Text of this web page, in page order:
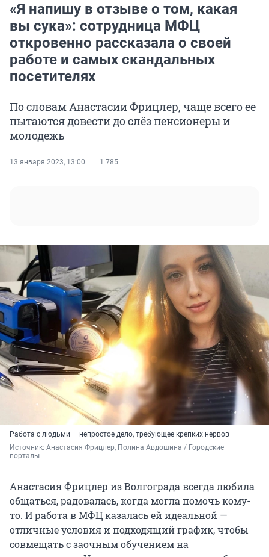
«Я напишу в отзыве о том, какая
вы сука»: сотрудница МФЦ
откровенно рассказала о своей
работе и самых скандальных
посетителях
По словам Анастасии Фрицлер, чаще всего ее
пытаются довести до слёз пенсионеры и
молодежь
13 января 2023, 13:00 1 785
Работа с людьми — непростое дело, требующее крепких нервов
Источник: Анастасия Фрицлер, Полина Авдошина / Городские
порталы
Анастасия Фрицлер из Волгограда всегда любила
общаться, радовалась, когда могла помочь кому-
то. И работа в МФЦ казалась ей идеальной —
отличные условия и подходящий график, чтобы
совмещать с заочным обучением на